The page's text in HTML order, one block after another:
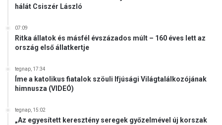
hálát Csiszér László
07:09
Ritka állatok és másfél évszázados múlt – 160 éves lett az
ország első állatkertje
tegnap, 17:34
Íme a katolikus fiatalok szöuli Ifjúsági Világtalálkozójának
himnusza (VIDEÓ)
tegnap, 15:02
„Az egyesített keresztény seregek győzelmével új korszak